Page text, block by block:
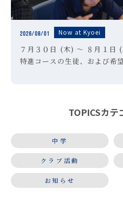
2026/08/01 Now at Kyoei
７月３０日 (木) ～ ８月１日
特進コースの生徒、および希
TOPICSカテ
中学
クラブ活動
お知らせ